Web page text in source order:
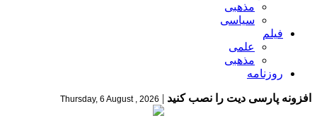
مذهبی
سیاسی
فیلم
علمی
مذهبی
روزنامه
افزونه پارسی دیت را نصب کنید |
Thursday, 6 August , 2026